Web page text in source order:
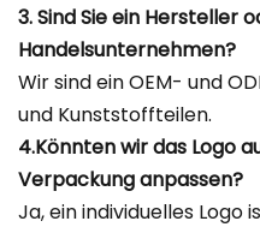
3. Sind Sie ein Hersteller
Handelsunternehmen?
Wir sind ein OEM- und
und Kunststoffteilen.
4.Könnten wir das Logo
Verpackung anpassen?
Ja, ein individuelles